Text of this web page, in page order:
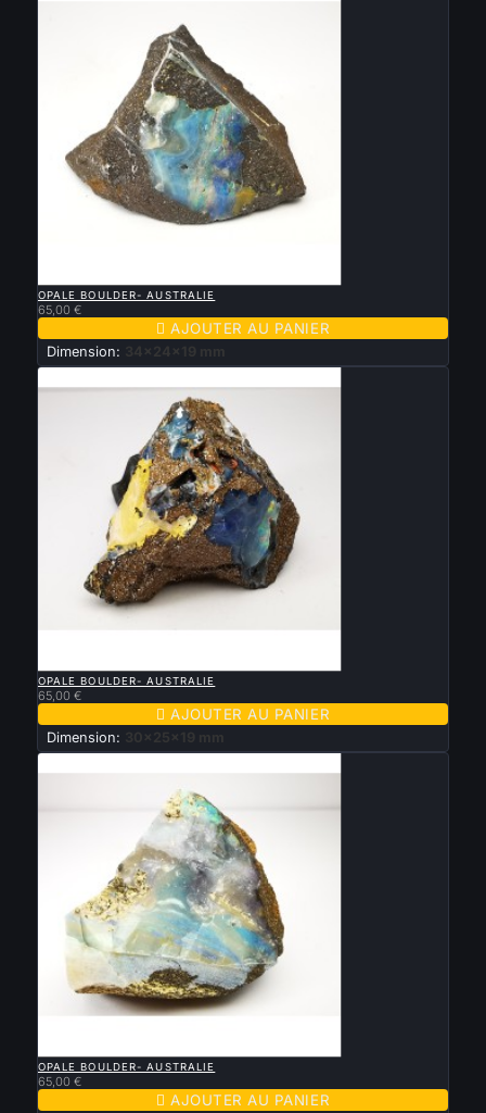
OPALE BOULDER- AUSTRALIE
65,00 €
 AJOUTER AU PANIER
Dimension: 34x24x19 mm
OPALE BOULDER- AUSTRALIE
65,00 €
 AJOUTER AU PANIER
Dimension: 30x25x19 mm
OPALE BOULDER- AUSTRALIE
65,00 €
 AJOUTER AU PANIER